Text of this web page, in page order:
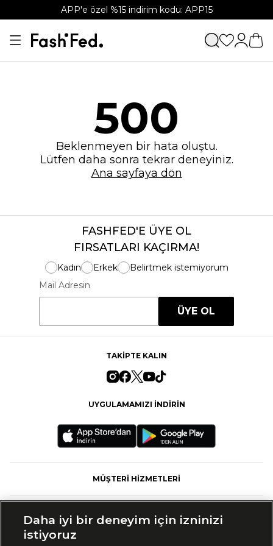
APP'e özel %15 indirim kodu: APP15
500
Beklenmeyen bir hata oluştu.
Lütfen daha sonra tekrar deneyiniz.
Ana sayfaya dön
FASHFED'E ÜYE OL
FIRSATLARI KAÇIRMA!
Kadın Erkek
Belirtmek istemiyorum
Mail Adresin
ÜYE OL
TAKİPTE KALIN
UYGULAMAMIZI İNDİRİN
MÜŞTERİ HİZMETLERİ
Daha iyi bir deneyim için izninizi
istiyoruz